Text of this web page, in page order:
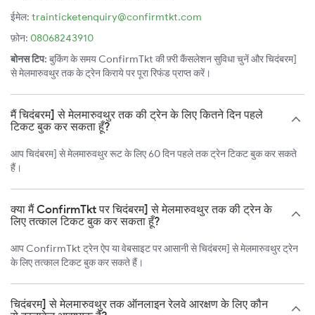
ईमेल: trainticketenquiry@confirmtkt.com
फ़ोन: 08068243910
बोनस टिप: बुकिंग के समय ConfirmTkt की फ़्री कैंसलेशन सुविधा चुनें और चिदंबरम]
से मेलमारुवथुर तक के ट्रेन किराये पर पूरा रिफंड प्राप्त करें।
मैं चिदंबरम] से मेलमारुवथुर तक की ट्रेन के लिए कितने दिन पहले
टिकट बुक कर सकता हूँ?
आप चिदंबरम] से मेलमारुवथुर रूट के लिए 60 दिन पहले तक ट्रेन टिकट बुक कर सकते
हैं।
क्या मैं ConfirmTkt पर चिदंबरम] से मेलमारुवथुर तक की ट्रेन के
लिए तत्काल टिकट बुक कर सकता हूँ?
आप ConfirmTkt ट्रेन ऐप या वेबसाइट पर आसानी से चिदंबरम] से मेलमारुवथुर ट्रेन
के लिए तत्काल टिकट बुक कर सकते हैं।
चिदंबरम] से मेलमारुवथुर तक ऑनलाइन रेलवे आरक्षण के लिए कौन